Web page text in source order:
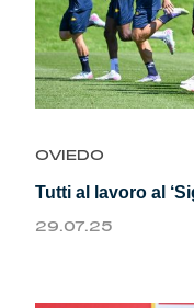
OVIEDO
Tutti al lavoro al
29.07.25